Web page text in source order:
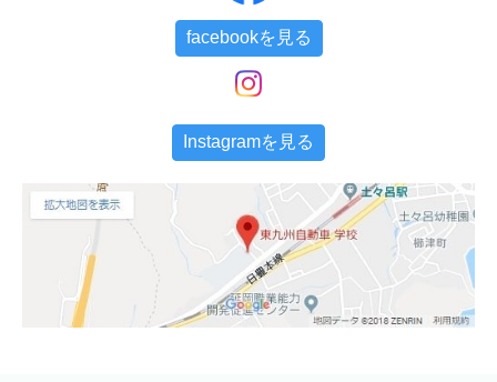
facebookを見る
Instagramを見る